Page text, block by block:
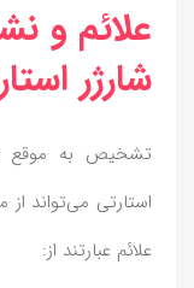
علائم و
شارژر
تشخیص به موقع
استارتی می‌تواند
علائم عبارتند از: